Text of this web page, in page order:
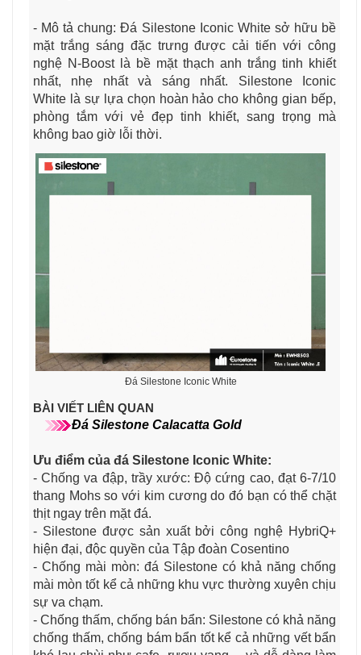
- Mô tả chung: Đá Silestone Iconic White sở hữu bề
mặt trắng sáng đặc trưng được cải tiến với công
nghệ N-Boost là bề mặt thạch anh trắng tinh khiết
nhất, nhẹ nhất và sáng nhất. Silestone Iconic
White là sự lựa chọn hoàn hảo cho không gian bếp,
phòng tắm với vẻ đẹp tinh khiết, sang trọng mà
không bao giờ lỗi thời.
Đá Silestone Iconic White
BÀI VIẾT LIÊN QUAN
Đá Silestone Calacatta Gold
Ưu điểm của đá Silestone Iconic White:
- Chống va đập, trầy xước: Độ cứng cao, đạt 6-7/10
thang Mohs so với kim cương do đó bạn có thể chặt
thịt ngay trên mặt đá.
- Silestone được sản xuất bởi công nghệ HybriQ+
hiện đại, độc quyền của Tập đoàn Cosentino
- Chống mài mòn: đá Silestone có khả năng chống
mài mòn tốt kể cả những khu vực thường xuyên chịu
sự va chạm.
- Chống thấm, chống bán bẩn: Silestone có khả năng
chống thấm, chống bám bẩn tốt kể cả những vết bẩn